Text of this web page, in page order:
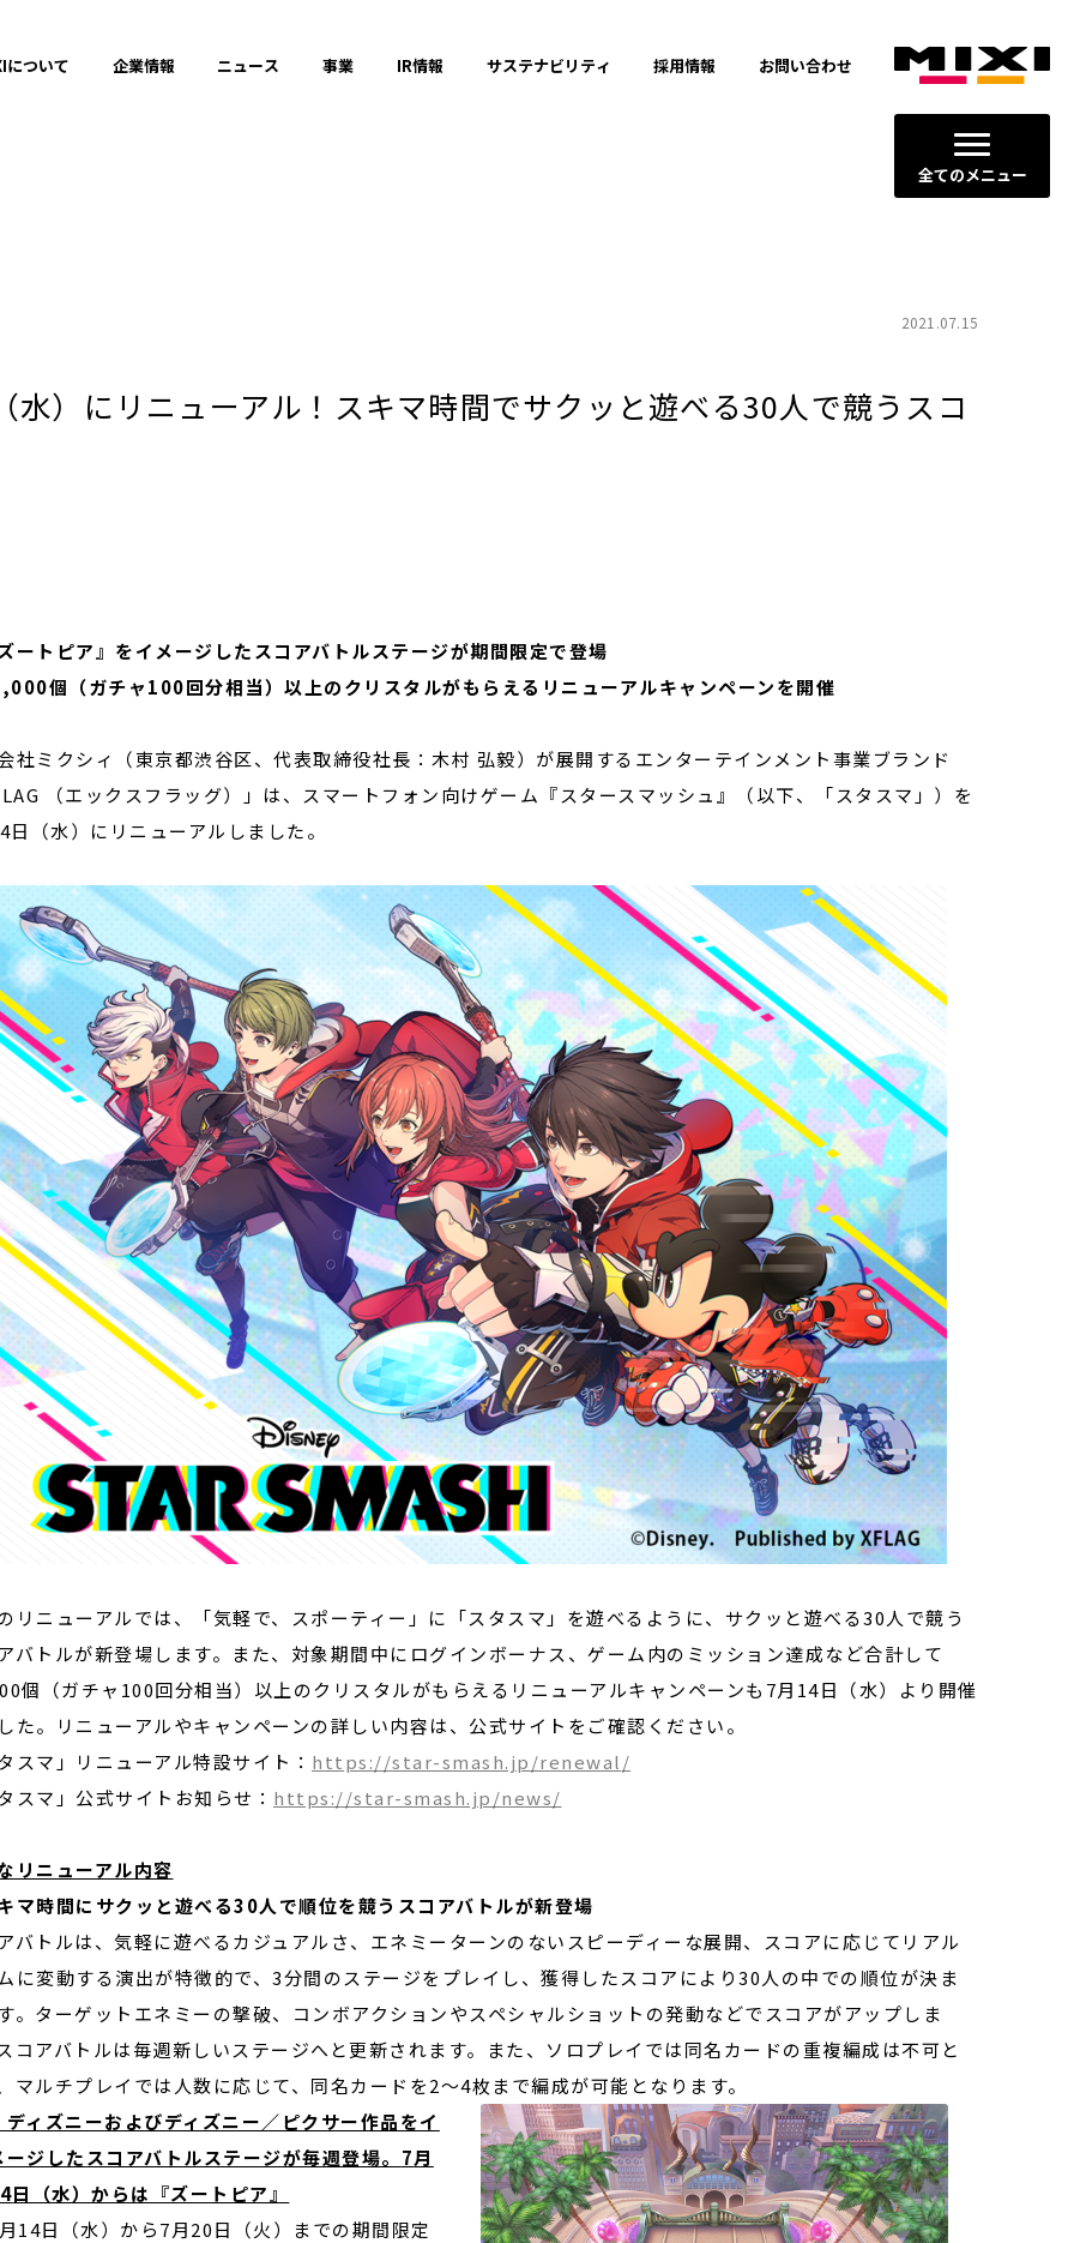
全てのメニュー
について 企業情報 ニュース 事業 IR情報 サステナビリティ 採用情報 お問い合わせ
2021.07.15
水）にリニューアル！スキマ時間でサクッと遊べる30人で競うスコ
ートピア』をイメージしたスコアバトルステージが期間限定で登場
個（ガチャ100回分相当）以上のクリスタルがもらえる リニューアルキャンペーンを開催
社ミクシィ（東京都渋谷区、代表取締役社長：木村 弘毅）が展開するエンターテインメント事業ブランド
（エックスフラッグ）」は、スマートフォン向けゲーム『スタースマッシュ』（以下、「スタスマ」）を
日（水）にリニューアルしました。
リニューアルでは、「気軽で、スポーティー」に「スタスマ」を遊べるように、サクッと遊べる30人で競う
バトルが新登場します。また、対象期間中にログインボーナス、ゲーム内のミッション達成など合計して
個（ガチャ100回分相当）以上のクリスタルがもらえるリニューアルキャンペーンも7月14日（水）より開催
た。リニューアルやキャンペーンの詳しい内容は、公式サイトをご確認ください。
スマ」リニューアル特設サイト： https://star-smash.jp/renewal/
スマ」公式サイトお知らせ： https://star-smash.jp/news/
リニューアル内容
マ時間にサクッと遊べる30人で順位を競うスコアバトルが新登場
バトルは、気軽に遊べるカジュアルさ、エネミーターンのないスピーディーな展開、スコアに応じてリアル
に変動する演出が特徴的で、3分間のステージをプレイし、獲得したスコアにより30人の中での順位が決ま
。ターゲットエネミーの撃破、コンボアクションやスペシャルショットの発動などでスコアがアップしま
コアバトルは毎週新しいステージへと更新されます。また、ソロプレイでは同名カードの重複編成は不可と
マルチプレイでは人数に応じて、同名カードを2〜4枚まで編成が可能となります。
ディズニーおよびディズニー／ピクサー作品をイ
ージしたスコアバトルステージが毎週登場。 7月
日（水）からは『ズートピア』
14日（水）から7月20日（火）までの期間限定